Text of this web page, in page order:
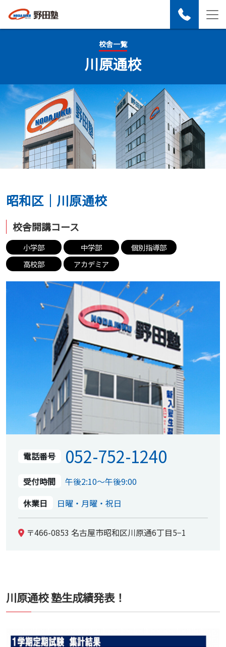
校舎一覧
川原通校
昭和区｜川原通校
校舎開講コース
小学部 中学部
個別指導部
高校部
アカデミア
電話番号 052-752-1240
受付時間
午後2:10～午後9:00
休業日
日曜・月曜・祝日
〒466-0853 名古屋市昭和区川原通6丁目5−1
川原通校 塾生成績発表！